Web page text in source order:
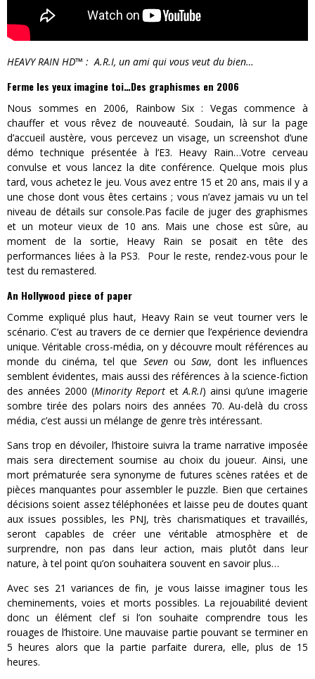
HEAVY RAIN HD™ : A.R.I, un ami qui vous veut du bien…
Ferme les yeux imagine toi…Des graphismes en 2006
Nous sommes en 2006, Rainbow Six : Vegas commence à
chauffer et vous rêvez de nouveauté. Soudain, là sur la page
d’accueil austère, vous percevez un visage, un screenshot d’une
démo technique présentée à l’E3. Heavy Rain…Votre cerveau
convulse et vous lancez la dite conférence. Quelque mois plus
tard, vous achetez le jeu. Vous avez entre 15 et 20 ans, mais il y a
une chose dont vous êtes certains ; vous n’avez jamais vu un tel
niveau de détails sur console.Pas facile de juger des graphismes
et un moteur vieux de 10 ans. Mais une chose est sûre, au
moment de la sortie, Heavy Rain se posait en tête des
performances liées à la PS3. Pour le reste, rendez-vous pour le
test du remastered.
An Hollywood piece of paper
Comme expliqué plus haut, Heavy Rain se veut tourner vers le
scénario. C’est au travers de ce dernier que l’expérience deviendra
unique. Véritable cross-média, on y découvre moult références au
monde du cinéma, tel que Sevenou Saw, dont les influences
semblent évidentes, mais aussi des références à la science-fiction
des années 2000 (Minority Report etA.R.I) ainsi qu’une imagerie
sombre tirée des polars noirs des années 70. Au-delà du cross
média, c’est aussi un mélange de genre très intéressant.
Sans trop en dévoiler, l’histoire suivra la trame narrative imposée
mais sera directement soumise au choix du joueur. Ainsi, une
mort prématurée sera synonyme de futures scènes ratées et de
pièces manquantes pour assembler le puzzle. Bien que certaines
décisions soient assez téléphonées et laisse peu de doutes quant
aux issues possibles, les PNJ, très charismatiques et travaillés,
seront capables de créer une véritable atmosphère et de
surprendre, non pas dans leur action, mais plutôt dans leur
nature, à tel point qu’on souhaitera souvent en savoir plus…
Avec ses 21 variances de fin, je vous laisse imaginer tous les
cheminements, voies et morts possibles. La rejouabilité devient
donc un élément clef si l’on souhaite comprendre tous les
rouages de l’histoire. Une mauvaise partie pouvant se terminer en
5 heures alors que la partie parfaite durera, elle, plus de 15
heures.